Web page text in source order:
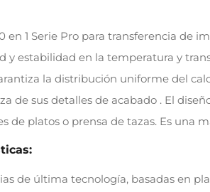
en 1 Serie Pro para transferencia de
y estabilidad en la temperatura y
la distribución uniforme del
de sus detalles de acabado . El
de platos o prensa de tazas. Es una
de última tecnología, basadas en